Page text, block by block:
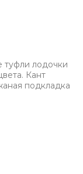
туфли лодочки
Кант
подкладка